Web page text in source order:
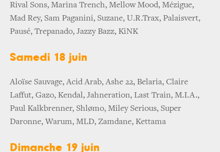
Rival Sons, Marina Trench, Mellow Mood, Mézigue,
Mad Rey, Sam Paganini, Suzane, U.R.Trax, Palaisvert,
Pausé, Trepanado, Jazzy Bazz, KiNK
Samedi 18 juin
Aloïse Sauvage, Acid Arab, Ashe 22, Belaria, Claire
Laffut, Gazo, Kendal, Jahneration, Last Train, M.I.A.,
Paul Kalkbrenner, Shlømo, Miley Serious, Super
Daronne, Warum, MLD, Zamdane, Kettama
Dimanche 19 juin